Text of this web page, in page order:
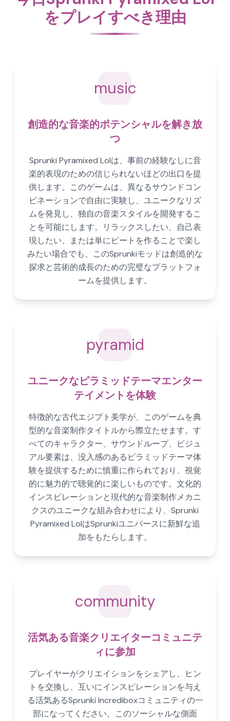
をプレイすべき理由
music
創造的な音楽的ポテンシャルを解き放
つ
Sprunki Pyramixed Lolは、事前の経験なしに音
楽的表現のための信じられないほどの出口を提
供します。このゲームは、異なるサウンドコン
ビネーションで自由に実験し、ユニークなリズ
ムを発見し、独自の音楽スタイルを開発するこ
とを可能にします。リラックスしたい、自己表
現したい、または単にビートを作ることで楽し
みたい場合でも、このSprunkiモッドは創造的な
探求と芸術的成長のための完璧なプラットフォ
ームを提供します。
pyramid
ユニークなピラミッドテーマエンター
テイメントを体験
特徴的な古代エジプト美学が、このゲームを典
型的な音楽制作タイトルから際立たせます。す
べてのキャラクター、サウンドループ、ビジュ
アル要素は、没入感のあるピラミッドテーマ体
験を提供するために慎重に作られており、視覚
的に魅力的で聴覚的に楽しいものです。文化的
インスピレーションと現代的な音楽制作メカニ
クスのユニークな組み合わせにより、Sprunki
Pyramixed LolはSprunkiユニバースに新鮮な追
加をもたらします。
community
活気ある音楽クリエイターコミュニテ
ィに参加
プレイヤーがクリエイションをシェアし、ヒン
トを交換し、互いにインスピレーションを与え
る活気あるSprunki Incrediboxコミュニティの一
部になってください。このソーシャルな側面